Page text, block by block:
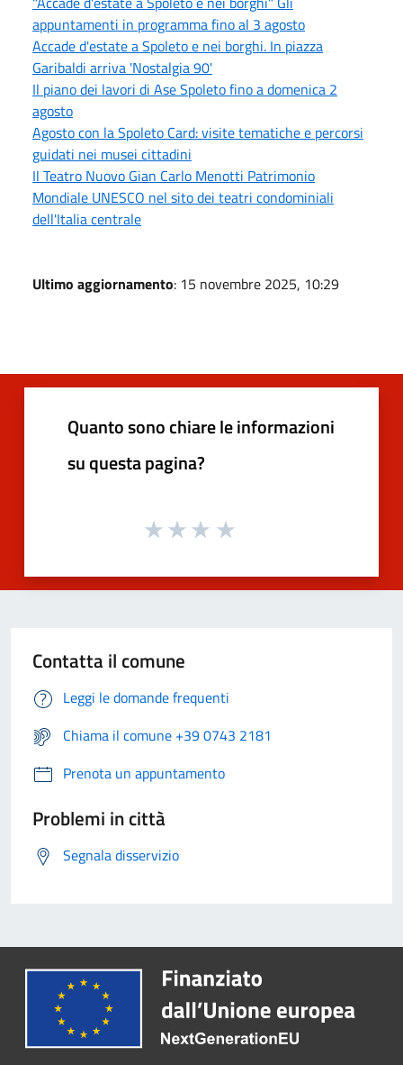
appuntamenti in programma fino al 3 agosto
Accade d'estate a Spoleto e nei borghi. In piazza
Garibaldi arriva 'Nostalgia 90'
Il piano dei lavori di Ase Spoleto fino a domenica 2
agosto
Agosto con la Spoleto Card: visite tematiche e percorsi
guidati nei musei cittadini
Il Teatro Nuovo Gian Carlo Menotti Patrimonio
Mondiale UNESCO nel sito dei teatri condominiali
dell'Italia centrale
Ultimo aggiornamento: 15 novembre 2025, 10:29
Quanto sono chiare le informazioni
su questa pagina?
Contatta il comune
Leggi le domande frequenti
Chiama il comune +39 0743 2181
Prenota un appuntamento
Problemi in città
Segnala disservizio